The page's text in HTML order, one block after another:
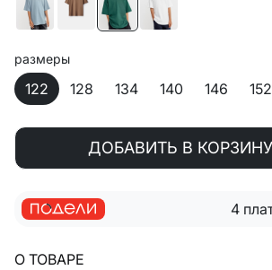
размеры
122 128 134 140 146 152
ДОБАВИТЬ В КОРЗИНУ
4
О ТОВАРЕ